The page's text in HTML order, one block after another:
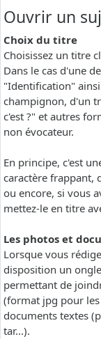
Ouvrir un
Choix du titre
Choisissez un titre
Dans le cas d'une
"Identification"
champignon, d'un
c'est ?" et autres
non évocateur.
En principe, c'est
caractère frappant,
ou encore, si vous
mettez-le en titre
Les photos et
Lorsque vous
disposition un
permettant de
(format jpg pour
documents textes
tar...).